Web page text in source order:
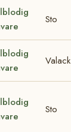
Sto
Valack
Sto